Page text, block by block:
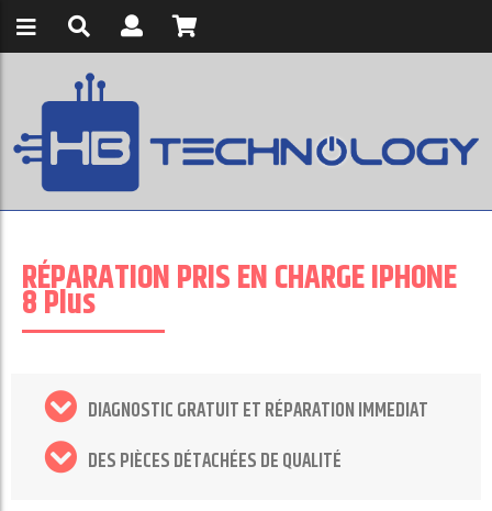
RÉPARATION PRIS EN CHARGE IPHONE
8 Plus
DIAGNOSTIC GRATUIT ET RÉPARATION IMMEDIAT
DES PIÈCES DÉTACHÉES DE QUALITÉ